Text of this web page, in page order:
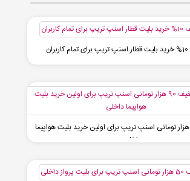
کد تخفیف 90 هزار تومانی اسنپ تریپ برای اولین خرید بلیت هواپیما
داخلی